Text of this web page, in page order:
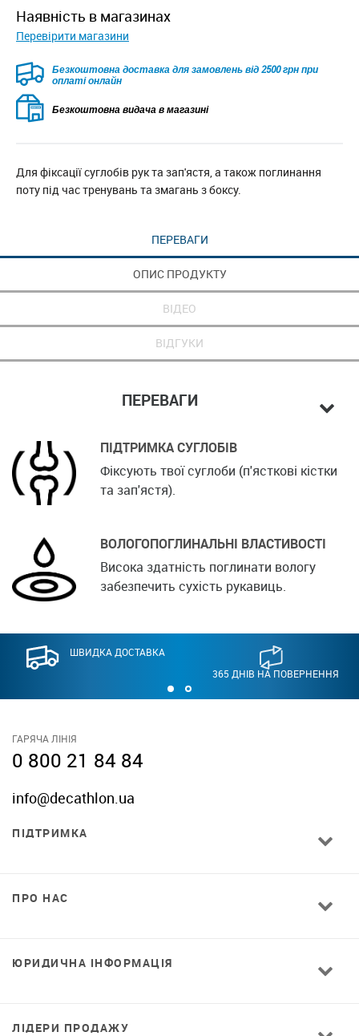
наявність в магазинах
Перевірити магазини
Безкоштовна доставка для замовлень від 2500 грн при
оплаті онлайн
Безкоштовна видача в магазині
Для фіксації суглобів рук та зап'ястя, а також поглинання
поту під час тренувань та змагань з боксу.
ПЕРЕВАГИ
ОПИС ПРОДУКТУ
ВІДЕО
ВІДГУКИ
ПЕРЕВАГИ
ПІДТРИМКА СУГЛОБІВ
Фіксують твої суглоби (п'ясткові кістки
та зап'ястя).
ВОЛОГОПОГЛИНАЛЬНІ ВЛАСТИВОСТІ
Висока здатність поглинати вологу
забезпечить сухість рукавиць.
ШВИДКА ДОСТАВКА
365 ДНІВ НА ПОВЕРНЕННЯ
ГАРЯЧА ЛІНІЯ
0 800 21 84 84
info@decathlon.ua
ПІДТРИМКА
ПРО НАС
ЮРИДИЧНА ІНФОРМАЦІЯ
ЛІДЕРИ ПРОДАЖУ